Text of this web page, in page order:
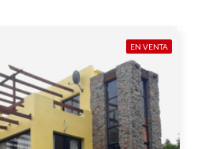
EN VENTA